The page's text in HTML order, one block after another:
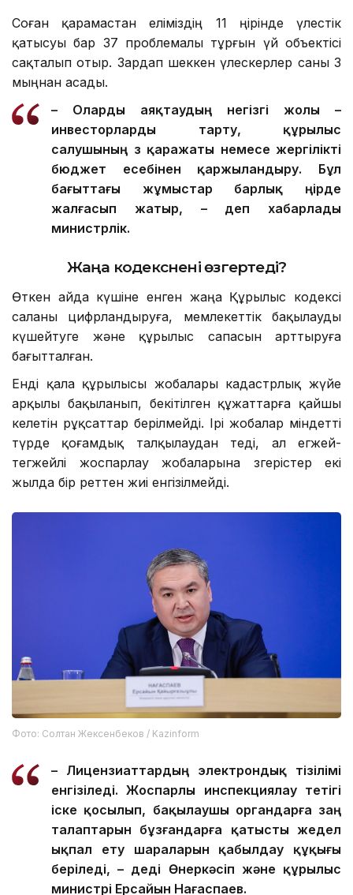
Соған қарамастан еліміздің 11 өңірінде үлестік
қатысуы бар 37 проблемалы тұрғын үй объектісі
сақталып отыр. Зардап шеккен үлескерлер саны 3
мыңнан асады.
– Оларды аяқтаудың негізгі жолы –
инвесторларды тарту, құрылыс
салушының өз қаражаты немесе жергілікті
бюджет есебінен қаржыландыру. Бұл
бағыттағы жұмыстар барлық өңірде
жалғасып жатыр, – деп хабарлады
министрлік.
Жаңа кодекснені өзгертеді?
Өткен айда күшіне енген жаңа Құрылыс кодексі
саланы цифрландыруға, мемлекеттік бақылауды
күшейтуге және құрылыс сапасын арттыруға
бағытталған.
Енді қала құрылысы жобалары кадастрлық жүйе
арқылы бақыланып, бекітілген құжаттарға қайшы
келетін рұқсаттар берілмейді. Ірі жобалар міндетті
түрде қоғамдық талқылаудан өтеді, ал егжей-
тегжейлі жоспарлау жобаларына өзгерістер екі
жылда бір реттен жиі енгізілмейді.
Фото: Солтан Жексенбеков / Kazinform
– Лицензиаттардың электрондық тізілімі
енгізіледі. Жоспарлы инспекциялау тетігі
іске қосылып, бақылаушы органдарға заң
талаптарын бұзғандарға қатысты жедел
ықпал ету шараларын қабылдау құқығы
беріледі, – деді Өнеркәсіп және құрылыс
министрі Ерсайын Нағаспаев.